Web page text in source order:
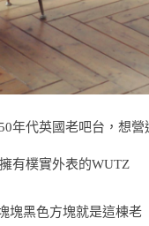
年代英國老吧台，想
有樸實外表的WUTZ
塊黑色方塊就是這棟老